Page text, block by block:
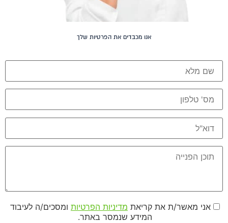
אנו מכבדים את הפרטיות שלך
אני מאשר/ת את קריאת מדיניות הפרטיות ומסכים/ה לעיבוד
המידע שנמסר באתר.